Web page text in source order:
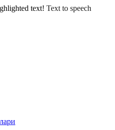
text! Text to speech